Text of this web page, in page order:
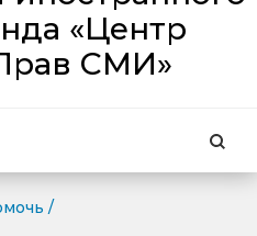
«Центр
СМИ»
/